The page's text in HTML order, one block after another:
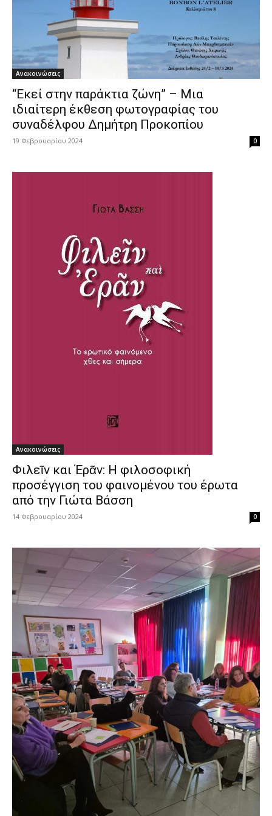
Ανακοινώσεις
“Εκεί στην παράκτια ζώνη” – Μια
ιδιαίτερη έκθεση φωτογραφίας του
συναδέλφου Δημήτρη Προκοπίου
19 Φεβρουαρίου 2024 0
Ανακοινώσεις
Φιλεῖν και Έρᾶν: Η φιλοσοφική
προσέγγιση του φαινομένου του έρωτα
από την Γιώτα Βάσση
14 Φεβρουαρίου 2024 0